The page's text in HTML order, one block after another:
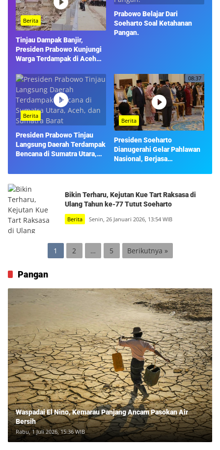
Berita
Tinjau Dampak Banjir,
Presiden Prabowo Kunjungi
Warga Terdampak di Aceh
Prabowo Belajar Dari
Soeharto Soal Ketahanan
Pangan.
Berita
Presiden Prabowo Tinjau
Langsung Daerah Terdampak
Bencana di Sumatra Utara,
08:37
Berita
Presiden Soeharto
Dianugerahi Gelar Pahlawan
Nasional, Berjasa
Bikin Terharu, Kejutan Kue Tart Raksasa di
Ulang Tahun ke-77 Tutut Soeharto
Berita Senin, 26 Januari 2026, 13:54 WIB
1 2 … 5 Berikutnya »
Pangan
Waspadai El Nino, Kemarau Panjang Ancam Pasokan Air
Bersih
Rabu, 1 Juli 2026, 15:36 WIB